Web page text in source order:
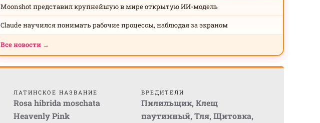
Moonshot представил крупнейшую в мире открытую ИИ-модель
Claude научился понимать рабочие процессы, наблюдая за экраном
Все новости →
ЛАТИНСКОЕ НАЗВАНИЕ
Rosa hibrida moschata
Heavenly Pink
ВРЕДИТЕЛИ
Пилильщик, Клещ
паутинный, Тля, Щитовка,